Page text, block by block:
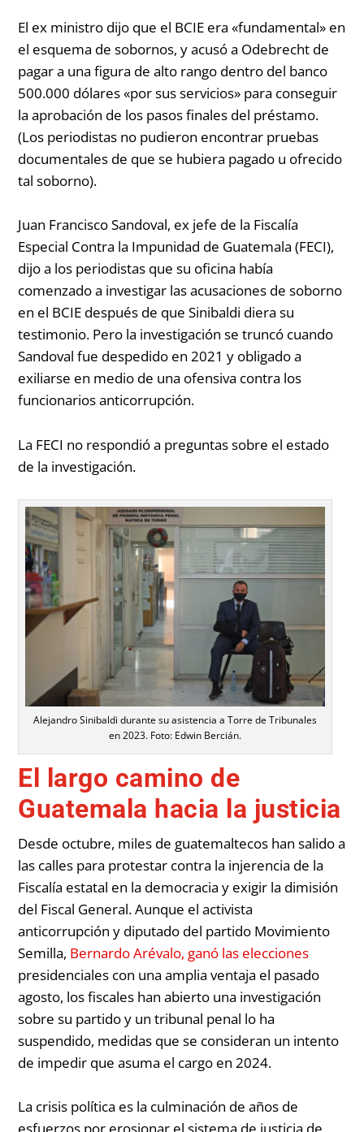
El ex ministro dijo que el BCIE era «fundamental» en
el esquema de sobornos, y acusó a Odebrecht de
pagar a una figura de alto rango dentro del banco
500.000 dólares «por sus servicios» para conseguir
la aprobación de los pasos finales del préstamo.
(Los periodistas no pudieron encontrar pruebas
documentales de que se hubiera pagado u ofrecido
tal soborno).
Juan Francisco Sandoval, ex jefe de la Fiscalía
Especial Contra la Impunidad de Guatemala (FECI),
dijo a los periodistas que su oficina había
comenzado a investigar las acusaciones de soborno
en el BCIE después de que Sinibaldi diera su
testimonio. Pero la investigación se truncó cuando
Sandoval fue despedido en 2021 y obligado a
exiliarse en medio de una ofensiva contra los
funcionarios anticorrupción.
La FECI no respondió a preguntas sobre el estado
de la investigación.
Alejandro Sinibaldi durante su asistencia a Torre de Tribunales
en 2023. Foto: Edwin Bercián.
El largo camino de
Guatemala hacia la justicia
Desde octubre, miles de guatemaltecos han salido a
las calles para protestar contra la injerencia de la
Fiscalía estatal en la democracia y exigir la dimisión
del Fiscal General. Aunque el activista
anticorrupción y diputado del partido Movimiento
Semilla, Bernardo Arévalo, ganó las elecciones
presidenciales con una amplia ventaja el pasado
agosto, los fiscales han abierto una investigación
sobre su partido y un tribunal penal lo ha
suspendido, medidas que se consideran un intento
de impedir que asuma el cargo en 2024.
La crisis política es la culminación de años de